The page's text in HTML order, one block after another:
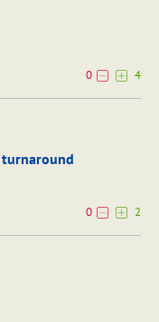
0
4
turnaround
0
2